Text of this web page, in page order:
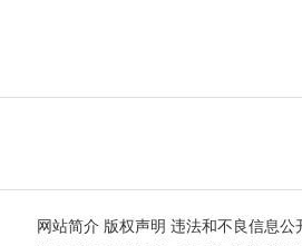
网站简介 版权声明 违法和不良信息公